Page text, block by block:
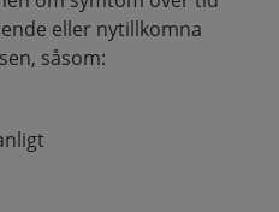
eller nytillkomna
såsom: